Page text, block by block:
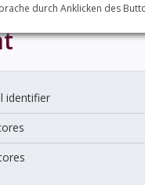
identifier
durch Anklicken des